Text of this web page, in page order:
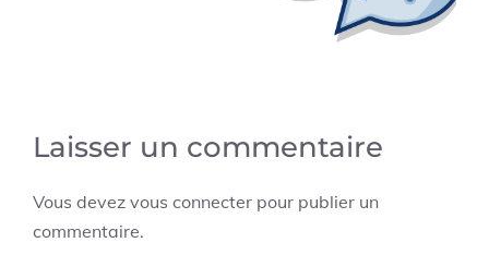
Laisser un commentaire
Vous devez vous connecter pour publier un
commentaire.